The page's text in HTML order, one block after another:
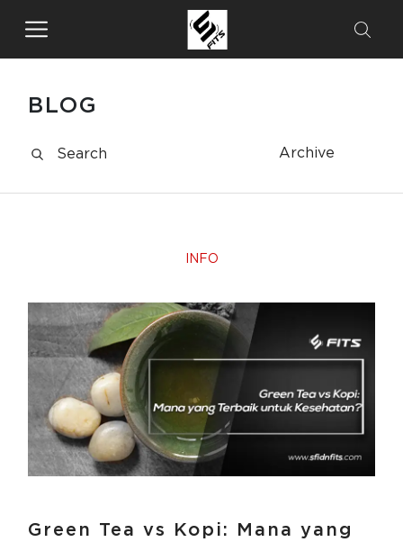
BLOG
Archive
INFO
Green Tea vs Kopi: Mana yang